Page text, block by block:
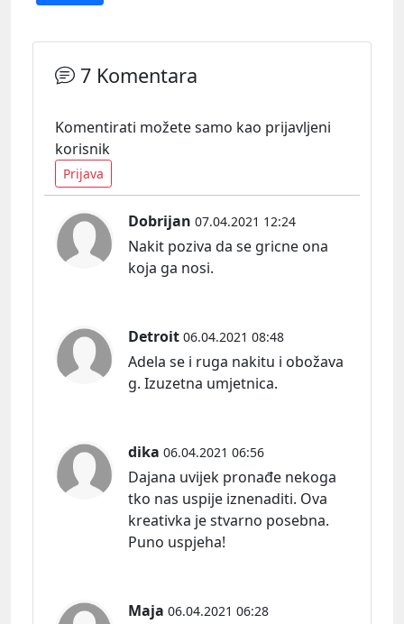
7 Komentara
Komentirati možete samo kao prijavljeni
korisnik
Prijava
Dobrijan 07.04.2021 12:24
Nakit poziva da se gricne ona
koja ga nosi.
Detroit 06.04.2021 08:48
Adela se i ruga nakitu i obožava
g. Izuzetna umjetnica.
dika 06.04.2021 06:56
Dajana uvijek pronađe nekoga
tko nas uspije iznenaditi. Ova
kreativka je stvarno posebna.
Puno uspjeha!
Maja 06.04.2021 06:28